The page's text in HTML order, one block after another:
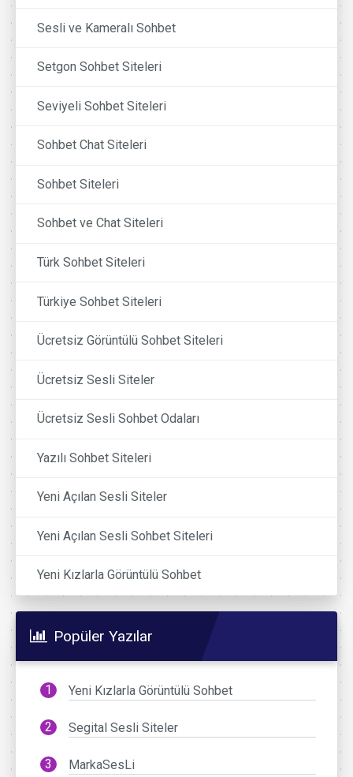
Sesli ve Kameralı Sohbet
Setgon Sohbet Siteleri
Seviyeli Sohbet Siteleri
Sohbet Chat Siteleri
Sohbet Siteleri
Sohbet ve Chat Siteleri
Türk Sohbet Siteleri
Türkiye Sohbet Siteleri
Ücretsiz Görüntülü Sohbet Siteleri
Ücretsiz Sesli Siteler
Ücretsiz Sesli Sohbet Odaları
Yazılı Sohbet Siteleri
Yeni Açılan Sesli Siteler
Yeni Açılan Sesli Sohbet Siteleri
Yeni Kızlarla Görüntülü Sohbet
Popüler Yazılar
Yeni Kızlarla Görüntülü Sohbet
Segital Sesli Siteler
MarkaSesLi